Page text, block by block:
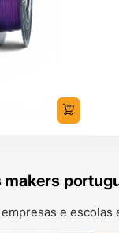
makers
e escolas